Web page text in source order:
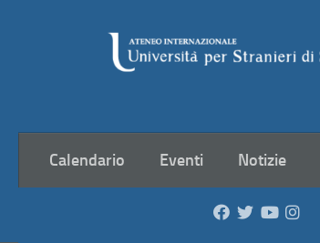
Calendario Eventi Notizie